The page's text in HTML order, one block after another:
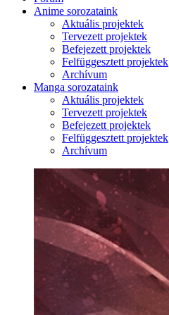
Anime sorozataink
Aktuális projektek
Tervezett projektek
Befejezett projektek
Felfüggesztett projektek
Archívum
Manga sorozataink
Aktuális projektek
Tervezett projektek
Befejezett projektek
Felfüggesztett projektek
Archívum